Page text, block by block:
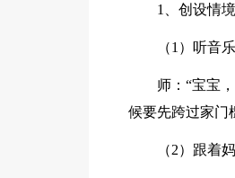
1、创设情
（1）听音
师：“宝宝
候要先跨过家门
（2）跟着